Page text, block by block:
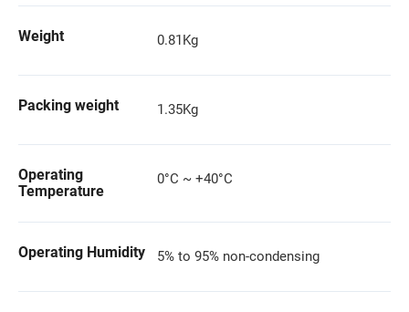
Weight 0.81Kg
Packing weight 1.35Kg
Operating
Temperature
0°C ~ +40°C
Operating Humidity 5% to 95% non-condensing